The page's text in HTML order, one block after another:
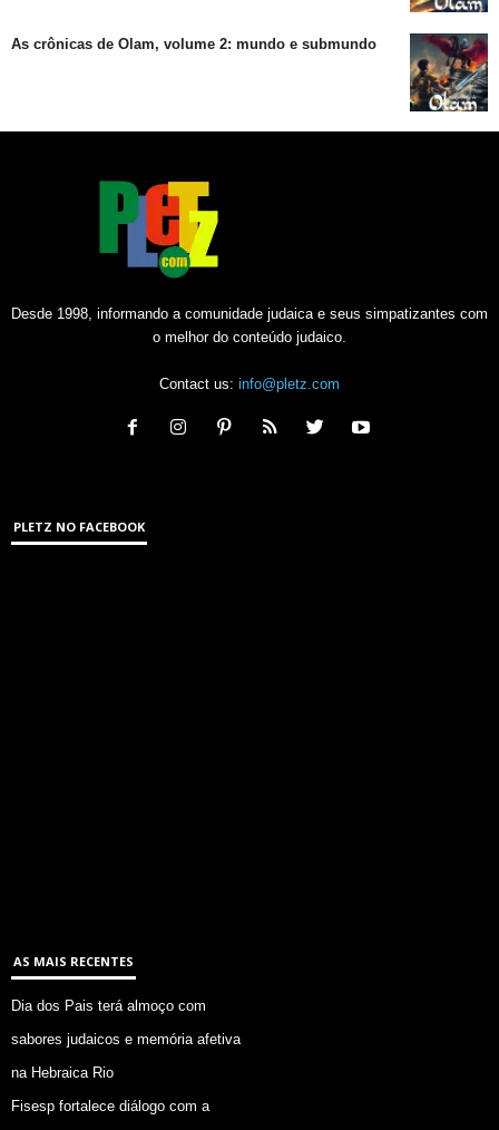
As crônicas de Olam, volume 2: mundo e submundo
Desde 1998, informando a comunidade judaica e seus simpatizantes com
o melhor do conteúdo judaico.
Contact us: info@pletz.com
PLETZ NO FACEBOOK
AS MAIS RECENTES
Dia dos Pais terá almoço com
sabores judaicos e memória afetiva
na Hebraica Rio
Fisesp fortalece diálogo com a